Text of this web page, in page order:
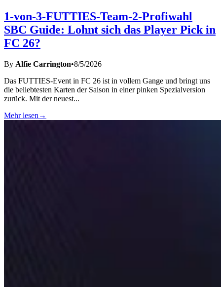
1-von-3-FUTTIES-Team-2-Profiwahl
SBC Guide: Lohnt sich das Player Pick in
FC 26?
By Alfie Carrington•8/5/2026
Das FUTTIES-Event in FC 26 ist in vollem Gange und bringt uns
die beliebtesten Karten der Saison in einer pinken Spezialversion
zurück. Mit der neuest...
Mehr lesen →